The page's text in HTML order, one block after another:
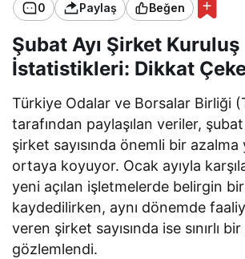
0 Paylaş Beğen
Şubat Ayı Şirket Kuruluş
İstatistikleri: Dikkat
Türkiye Odalar ve Borsalar Birliği
tarafından paylaşılan veriler,
şirket sayısında önemli bir azalma
ortaya koyuyor. Ocak ayıyla
yeni açılan işletmelerde belirgin
kaydedilirken, aynı dönemde
veren şirket sayısında ise sınırlı bir
gözlemlendi.